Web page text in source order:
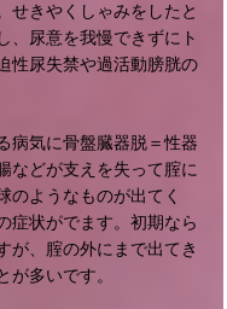
せきやくしゃみをしたと
、尿意を我慢できずにト
性尿失禁や過活動膀胱の
病気に骨盤臓器脱＝性器
などが支えを失って腟に
のようなものが出てく
症状がでます。初期なら
が、腟の外にまで出てき
が多いです。